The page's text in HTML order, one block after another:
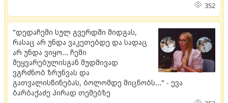
352
"დედაჩემი სულ გვერდში მიდგას,
რასაც არ უნდა ვაკეთებდე და სადაც
არ უნდა ვიყო... ჩემი
შეყვარებულისგან მუდმივად
ვგრძნობ ზრუნვას და
გათვალისწინებას, ბოლომდე მიცნობს..." - ევა
ბარბაქაძე პირად თემებზე